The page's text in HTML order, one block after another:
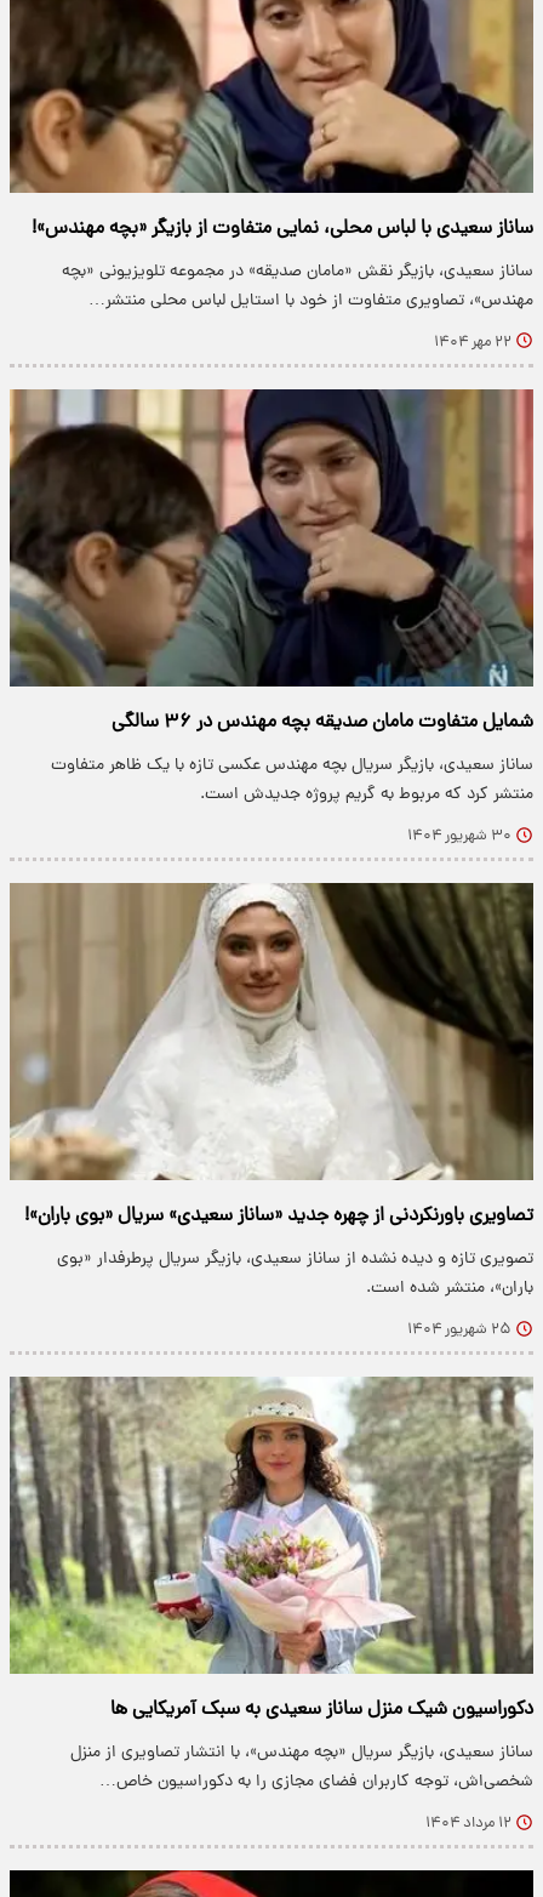
ساناز سعیدی با لباس محلی، نمایی متفاوت از بازیگر «بچه مهندس»!
ساناز سعیدی، بازیگر نقش «مامان صدیقه» در مجموعه تلویزیونی «بچه
مهندس»، تصاویری متفاوت از خود با استایل لباس محلی منتشر…
۲۲ مهر ۱۴۰۴
شمایل متفاوت مامان صدیقه بچه مهندس در ۳۶ سالگی
ساناز سعیدی، بازیگر سریال بچه مهندس عکسی تازه با یک ظاهر متفاوت
منتشر کرد که مربوط به گریم پروژه جدیدش است.
۳۰ شهریور ۱۴۰۴
تصاویری باورنکردنی از چهره جدید «ساناز سعیدی» سریال «بوی باران»!
تصویری تازه و دیده نشده از ساناز سعیدی، بازیگر سریال پرطرفدار «بوی
باران»، منتشر شده است.
۲۵ شهریور ۱۴۰۴
دکوراسیون شیک منزل ساناز سعیدی به سبک آمریکایی ها
ساناز سعیدی، بازیگر سریال «بچه مهندس»، با انتشار تصاویری از منزل
شخصی‌اش، توجه کاربران فضای مجازی را به دکوراسیون خاص…
۱۲ مرداد ۱۴۰۴